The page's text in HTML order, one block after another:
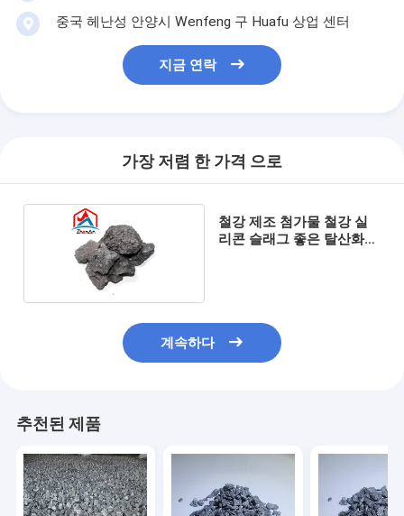
중국 헤난성 안양시 Wenfeng 구 Huafu 상업 센터
지금 연락
가장 저렴 한 가격 으로
철강 제조 첨가물 철강 실
리콘 슬래그 좋은 탈산화
계속하다
추천된 제품